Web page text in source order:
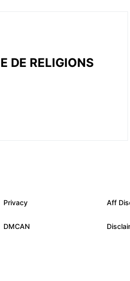
DE RELIGIONS
Privacy Aff
DMCAN